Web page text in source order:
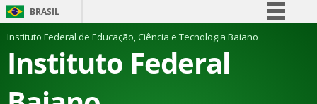
BRASIL
Simplifique!
Comunica BR
Instituto Federal de Educação, Ciência e Tecnologia Baiano
Instituto Federal